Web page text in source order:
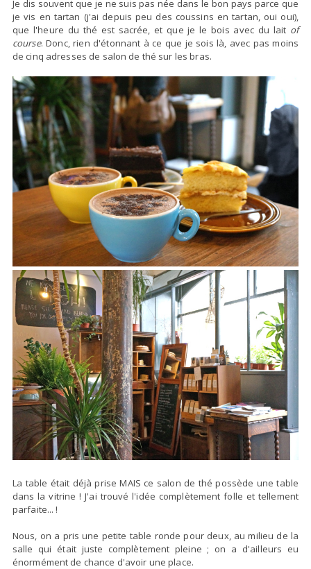
Je dis souvent que je ne suis pas née dans le bon pays parce que
je vis en tartan (j'ai depuis peu des coussins en tartan, oui oui),
que l'heure du thé est sacrée, et que je le bois avec du lait of
course. Donc, rien d'étonnant à ce que je sois là, avec pas moins
de cinq adresses de salon de thé sur les bras.
La table était déjà prise MAIS ce salon de thé possède une table
dans la vitrine ! J'ai trouvé l'idée complètement folle et tellement
parfaite... !
Nous, on a pris une petite table ronde pour deux, au milieu de la
salle qui était juste complètement pleine ; on a d'ailleurs eu
énormément de chance d'avoir une place.